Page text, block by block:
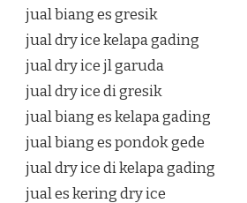
jual biang es gresik
jual dry ice kelapa gading
jual dry ice jl garuda
jual dry ice di gresik
jual biang es kelapa gading
jual biang es pondok gede
jual dry ice di kelapa gading
jual es kering dry ice